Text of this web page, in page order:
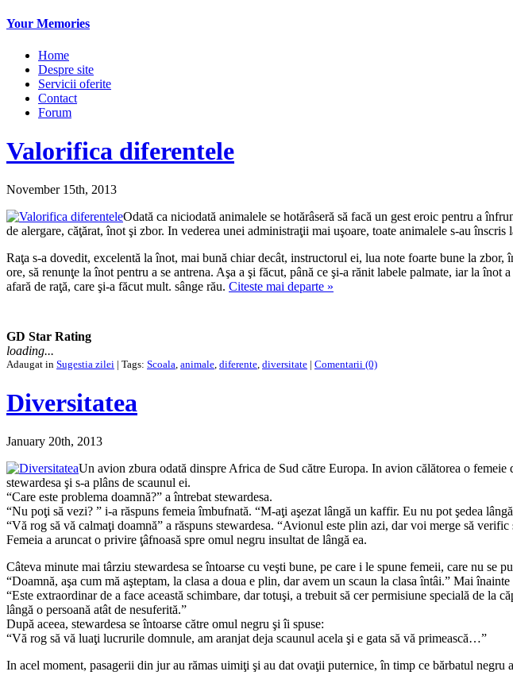
Your Memories
Home
Despre site
Servicii oferite
Contact
Forum
Valorifica diferentele
November 15th, 2013
Odată ca niciodată animalele se hotărâseră să facă un gest eroic pentru a
de alergare, căţărat, înot şi zbor. In vederea unei administraţii mai uşoare, toate animalele s-au înscris
Raţa s-a dovedit, excelentă la înot, mai bună chiar decât, instructorul ei, lua note foarte bune la zbor,
ore, să renunţe la înot pentru a se antrena. Aşa a şi făcut, până ce şi-a rănit labele palmate, iar la
afară de raţă, care şi-a făcut mult. sânge rău. Citeste mai departe »
GD Star Rating
loading...
Adaugat in Sugestia zilei | Tags: Scoala, animale, diferente, diversitate | Comentarii (0)
Diversitatea
January 20th, 2013
Un avion zbura odată dinspre Africa de Sud către Europa. In avion călătorea o
stewardesa şi s-a plâns de scaunul ei.
“Care este problema doamnă?” a întrebat stewardesa.
“Nu poţi să vezi? ” i-a răspuns femeia îmbufnată. “M-aţi aşezat lângă un kaffir. Eu nu pot şedea
“Vă rog să vă calmaţi doamnă” a răspuns stewardesa. “Avionul este plin azi, dar voi merge să
Femeia a aruncat o privire ţâfnoasă spre omul negru insultat de lângă ea.
Câteva minute mai târziu stewardesa se întoarse cu veşti bune, pe care i le spune femeii, care nu se
“Doamnă, aşa cum mă aşteptam, la clasa a doua e plin, dar avem un scaun la clasa întâi.” Mai
“Este extraordinar de a face această schimbare, dar totuşi, a trebuit să cer permisiune specială de la
lângă o persoană atât de nesuferită.”
După aceea, stewardesa se întoarse către omul negru şi îi spuse:
“Vă rog să vă luaţi lucrurile domnule, am aranjat deja scaunul acela şi e gata să vă primească…”
In acel moment, pasagerii din jur au rămas uimiţi şi au dat ovaţii puternice, în timp ce bărbatul negru